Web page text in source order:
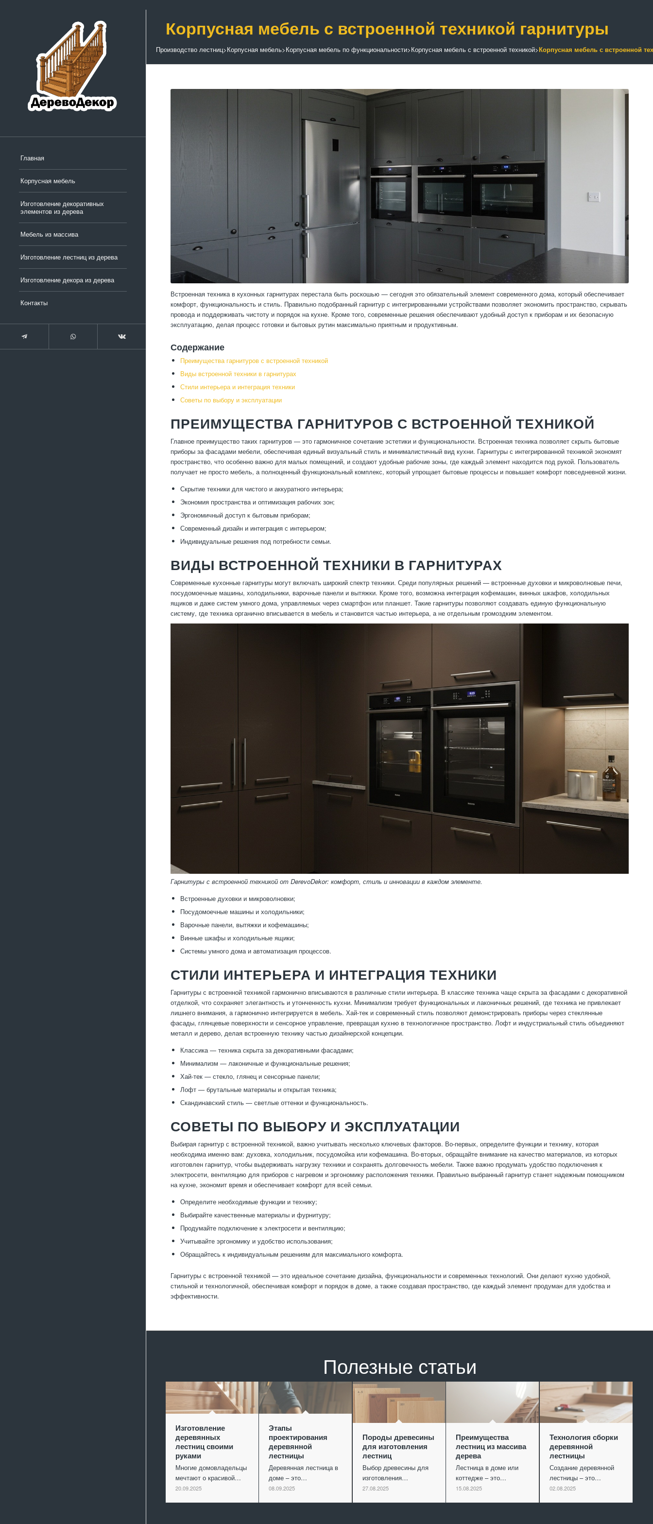
Главная
Корпусная мебель
Изготовление декоративных
элементов из дерева
Мебель из массива
Изготовление лестниц из дерева
Изготовление декора из дерева
Контакты
Корпусная мебель с встроенной техникой гарнитуры
Производство лестниц>Корпусная мебель>Корпусная мебель по функциональности>Корпусная мебель с встроенной техникой>Корпусная мебель с встроенной
Встроенная техника в кухонных гарнитурах перестала быть роскошью — сегодня это обязательный элемент современного дома, который обеспечивает
комфорт, функциональность и стиль. Правильно подобранный гарнитур с интегрированными устройствами позволяет экономить пространство, скрывать
провода и поддерживать чистоту и порядок на кухне. Кроме того, современные решения обеспечивают удобный доступ к приборам и их безопасную
эксплуатацию, делая процесс готовки и бытовых рутин максимально приятным и продуктивным.
Содержание
Преимущества гарнитуров с встроенной техникой
Виды встроенной техники в гарнитурах
Стили интерьера и интеграция техники
Советы по выбору и эксплуатации
ПРЕИМУЩЕСТВА ГАРНИТУРОВ С ВСТРОЕННОЙ ТЕХНИКОЙ
Главное преимущество таких гарнитуров — это гармоничное сочетание эстетики и функциональности. Встроенная техника позволяет скрыть бытовые
приборы за фасадами мебели, обеспечивая единый визуальный стиль и минималистичный вид кухни. Гарнитуры с интегрированной техникой экономят
пространство, что особенно важно для малых помещений, и создают удобные рабочие зоны, где каждый элемент находится под рукой. Пользователь
получает не просто мебель, а полноценный функциональный комплекс, который упрощает бытовые процессы и повышает комфорт повседневной жизни.
Скрытие техники для чистого и аккуратного интерьера;
Экономия пространства и оптимизация рабочих зон;
Эргономичный доступ к бытовым приборам;
Современный дизайн и интеграция с интерьером;
Индивидуальные решения под потребности семьи.
ВИДЫ ВСТРОЕННОЙ ТЕХНИКИ В ГАРНИТУРАХ
Современные кухонные гарнитуры могут включать широкий спектр техники. Среди популярных решений — встроенные духовки и микроволновые печи,
посудомоечные машины, холодильники, варочные панели и вытяжки. Кроме того, возможна интеграция кофемашин, винных шкафов, холодильных
ящиков и даже систем умного дома, управляемых через смартфон или планшет. Такие гарнитуры позволяют создавать единую функциональную
систему, где техника органично вписывается в мебель и становится частью интерьера, а не отдельным громоздким элементом.
Гарнитуры с встроенной техникой от DerevoDekor: комфорт, стиль и инновации в каждом элементе.
Встроенные духовки и микроволновки;
Посудомоечные машины и холодильники;
Варочные панели, вытяжки и кофемашины;
Винные шкафы и холодильные ящики;
Системы умного дома и автоматизация процессов.
СТИЛИ ИНТЕРЬЕРА И ИНТЕГРАЦИЯ ТЕХНИКИ
Гарнитуры с встроенной техникой гармонично вписываются в различные стили интерьера. В классике техника чаще скрыта за фасадами с декоративной
отделкой, что сохраняет элегантность и утонченность кухни. Минимализм требует функциональных и лаконичных решений, где техника не привлекает
лишнего внимания, а гармонично интегрируется в мебель. Хай-тек и современный стиль позволяют демонстрировать приборы через стеклянные
фасады, глянцевые поверхности и сенсорное управление, превращая кухню в технологичное пространство. Лофт и индустриальный стиль объединяют
металл и дерево, делая встроенную технику частью дизайнерской концепции.
Классика — техника скрыта за декоративными фасадами;
Минимализм — лаконичные и функциональные решения;
Хай-тек — стекло, глянец и сенсорные панели;
Лофт — брутальные материалы и открытая техника;
Скандинавский стиль — светлые оттенки и функциональность.
СОВЕТЫ ПО ВЫБОРУ И ЭКСПЛУАТАЦИИ
Выбирая гарнитур с встроенной техникой, важно учитывать несколько ключевых факторов. Во-первых, определите функции и технику, которая
необходима именно вам: духовка, холодильник, посудомойка или кофемашина. Во-вторых, обращайте внимание на качество материалов, из которых
изготовлен гарнитур, чтобы выдерживать нагрузку техники и сохранять долговечность мебели. Также важно продумать удобство подключения к
электросети, вентиляцию для приборов с нагревом и эргономику расположения техники. Правильно выбранный гарнитур станет надежным помощником
на кухне, экономит время и обеспечивает комфорт для всей семьи.
Определите необходимые функции и технику;
Выбирайте качественные материалы и фурнитуру;
Продумайте подключение к электросети и вентиляцию;
Учитывайте эргономику и удобство использования;
Обращайтесь к индивидуальным решениям для максимального комфорта.
Гарнитуры с встроенной техникой — это идеальное сочетание дизайна, функциональности и современных технологий. Они делают кухню удобной,
стильной и технологичной, обеспечивая комфорт и порядок в доме, а также создавая пространство, где каждый элемент продуман для удобства и
эффективности.
Полезные статьи
Изготовление
деревянных
лестниц своими
руками
Многие домовладельцы
мечтают о красивой…
20.09.2025
Этапы
проектирования
деревянной
лестницы
Деревянная лестница в
доме – это…
08.09.2025
Породы древесины
для изготовления
лестниц
Выбор древесины для
изготовления…
27.08.2025
Преимущества
лестниц из массива
дерева
Лестница в доме или
коттедже – это…
15.08.2025
Технология сборки
деревянной
лестницы
Создание деревянной
лестницы – это…
02.08.2025